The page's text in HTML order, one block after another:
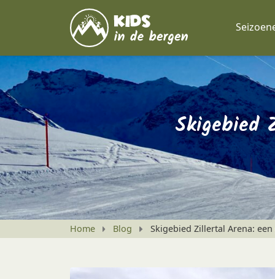
Skigebied
Home Blog Skigebied Zillertal Arena: